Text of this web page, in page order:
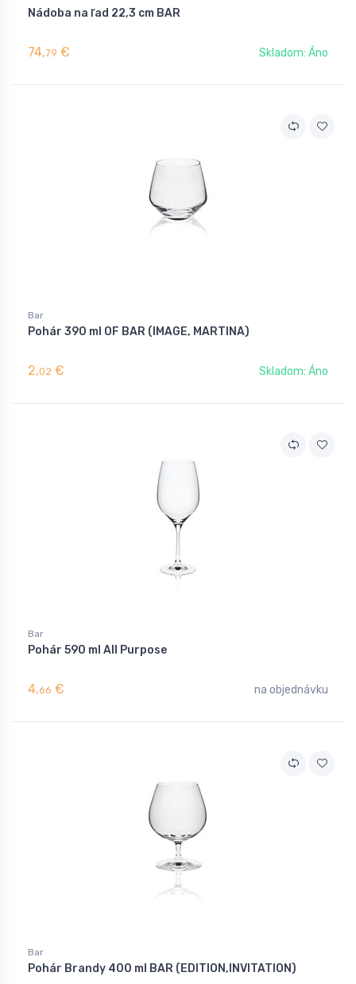
Nádoba na ľad 22,3 cm BAR
74,79 € Skladom: Áno
Bar
Pohár 390 ml OF BAR (IMAGE, MARTINA)
2,02 € Skladom: Áno
Bar
Pohár 590 ml All Purpose
4,66 € na objednávku
Bar
Pohár Brandy 400 ml BAR (EDITION,INVITATION)